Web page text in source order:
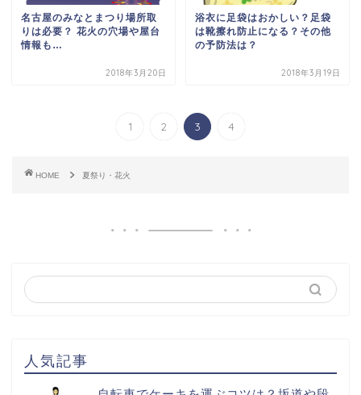
名古屋のみなとまつり場所取
りは必要？ 花火の穴場や屋台
情報も…
2018年3月20日
浴衣に足袋はおかしい？足袋
は靴擦れ防止になる？その他
の予防法は？
2018年3月19日
1 2 3 4
HOME 夏祭り・花火
人気記事